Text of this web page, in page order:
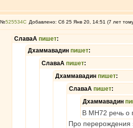
№525534 Добавлено: Сб 25 Янв 20, 14:51 (7 лет
СлаваА пишет:
Дхаммавадин пишет:
СлаваА пишет:
Дхаммавадин пишет:
СлаваА пишет:
Дхаммавадин
В МН72 речь о
Про перерождения